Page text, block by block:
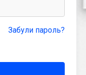
Забули пароль?